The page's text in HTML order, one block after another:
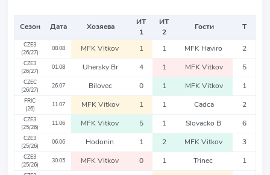
Сезон Дата Хозяева
ИТ
1
ИТ
2
Гости Т
CZE3
(26/27)
08.08 MFK Vitkov 1 1 MFK Haviro 2
CZE3
(26/27)
01.08 Uhersky Br 4 1 MFK Vitkov 5
CZEC
(26/27)
26.07 Bilovec 0 1 MFK Vitkov 1
FRIC
(26)
11.07 MFK Vitkov 1 1 Cadca 2
CZE3
(25/26)
11.06 MFK Vitkov 5 1 Slovacko B 6
CZE3
(25/26)
06.06 Hodonin 1 2 MFK Vitkov 3
CZE3
(25/26)
30.05 MFK Vitkov 0 1 Trinec 1